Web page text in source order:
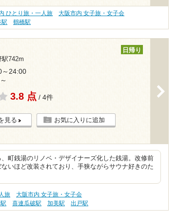
ひとり旅・一人旅
大阪市内 女子旅・女子会
駅 鶴橋駅
駅742m
日帰り
～24:00
3.8 点 / 4件
見る お気に入りに追加
町銭湯のリノベ・デザイナーズ化した銭湯。改修前
いほど改装されており、手狭ながらサウナ好きのた
旅
大阪市内 女子旅・女子会
喜連瓜破駅 加美駅 出戸駅